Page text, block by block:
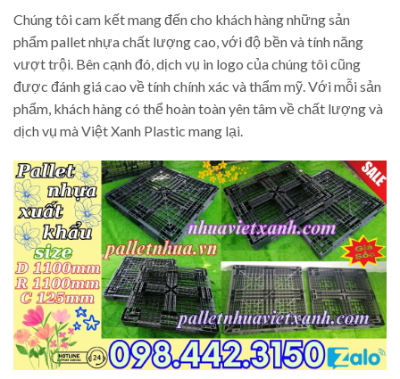
Chúng tôi cam kết mang đến cho khách hàng những sản
phẩm pallet nhựa chất lượng cao, với độ bền và tính năng
vượt trội. Bên cạnh đó, dịch vụ in logo của chúng tôi cũng
được đánh giá cao về tính chính xác và thẩm mỹ. Với mỗi sản
phẩm, khách hàng có thể hoàn toàn yên tâm về chất lượng và
dịch vụ mà Việt Xanh Plastic mang lại.